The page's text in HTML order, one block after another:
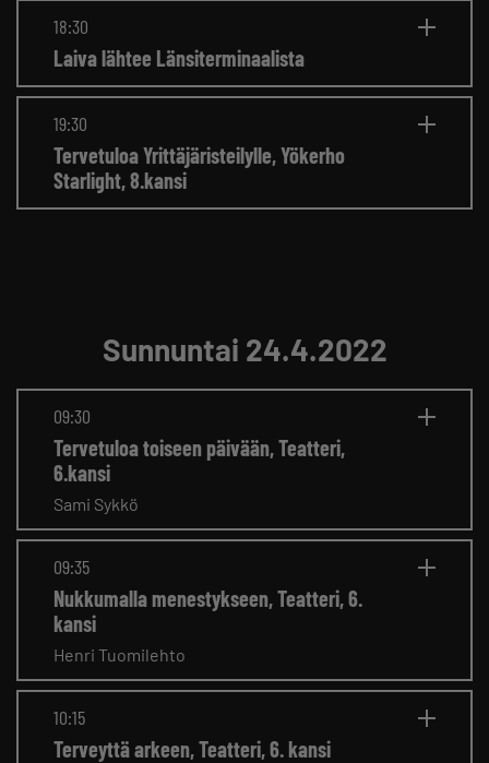
18:30
Laiva lähtee Länsiterminaalista
19:30
Tervetuloa Yrittäjäristeilylle, Yökerho
Starlight, 8.kansi
Sunnuntai 24.4.2022
09:30
Tervetuloa toiseen päivään, Teatteri,
6.kansi
Sami Sykkö
09:35
Nukkumalla menestykseen, Teatteri, 6.
kansi
Henri Tuomilehto
10:15
Terveyttä arkeen, Teatteri, 6. kansi